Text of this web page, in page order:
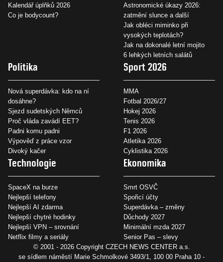
Kalendář úplňků 2026
Co je bodycount?
Astronomické úkazy 2026:
zatmění slunce a další
Jak obléci miminko při
vysokých teplotách?
Jak na dokonalé letní mojito
6 lehkých letních salátů
Politika
Nová superdávka: kdo na ní
dosáhne?
Sjezd sudetských Němců
Proč vláda zavádí EET?
Padni komu padni
Výpověď z práce vzor
Divoký kačer
Sport 2026
MMA
Fotbal 2026/27
Hokej 2026
Tenis 2026
F1 2026
Atletika 2026
Cyklistika 2026
Technologie
SpaceX na burze
Nejlepší telefony
Nejlepší AI zdarma
Nejlepší chytré hodinky
Nejlepší VPN – srovnání
Netflix filmy a seriály
Ekonomika
Smrt OSVČ
Spořicí účty
Superdávka – změny
Důchody 2027
Minimální mzda 2027
Senior Pas – slevy
© 2001 - 2026 Copyright CZECH NEWS CENTER a.s.
se sídlem náměstí Marie Schmolkové 3493/1, 100 00 Praha 10 -